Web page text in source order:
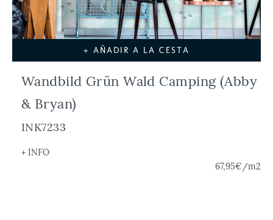
+ AÑADIR A LA CESTA
Wandbild Grün Wald Camping (Abby
& Bryan)
INK7233
+ INFO
67,95€/m2